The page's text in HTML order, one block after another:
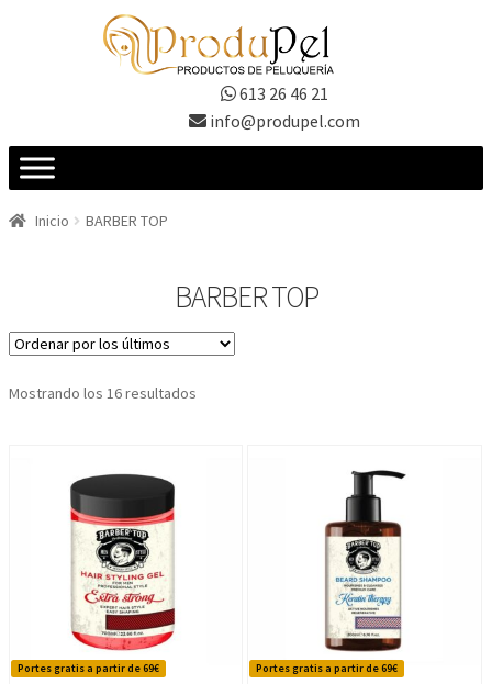
613 26 46 21
info@produpel.com
Inicio BARBER TOP
BARBER TOP
Mostrando los 16 resultados
Portes gratis a partir de 69€ Portes gratis a partir de 69€